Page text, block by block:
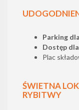
Parking
Dostęp
Plac
ŚWIETNA
RYBITWY